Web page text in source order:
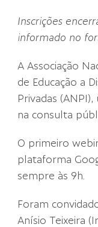
Inscrições
informado no
A Associação
de Educação a
Privadas
na consulta
O primeiro
plataforma
sempre às 9h.
Foram
Anísio Teixeira